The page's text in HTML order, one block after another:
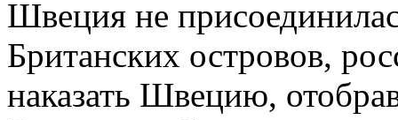
Швеция не
Британских островов,
наказать Швецию,